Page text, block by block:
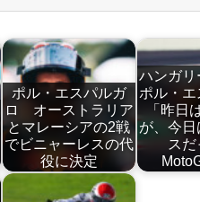
ポル・エスパルガ
ロ オーストラリア
とマレーシアの2戦
でビニャーレスの代
役に決定
ハンガ
ポル・エ
「昨日
が、今
スだ